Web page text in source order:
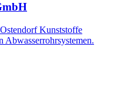
Kunststoffe